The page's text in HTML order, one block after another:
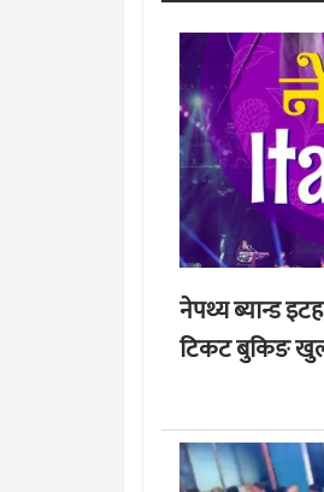
नेपथ्य ब्यान्ड
टिकट बुकिङ